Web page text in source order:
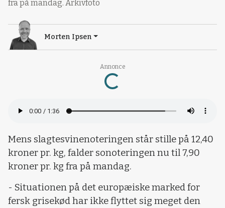
Annonce
Loading...
fra på mandag. Arkivfoto
Morten Ipsen
Mens slagtesvinenoteringen står stille på 12,40
kroner pr. kg, falder sonoteringen nu til 7,90
kroner pr. kg fra på mandag.
- Situationen på det europæiske marked for
fersk grisekød har ikke flyttet sig meget den